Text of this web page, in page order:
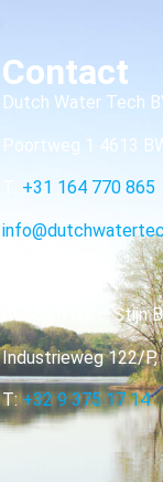
Contact
Dutch Water Tech
Poortweg 1 4613
+31 164 770 865
Avecom NV – Stijn
Industrieweg 122/P,
T:+32 9 375 17 14